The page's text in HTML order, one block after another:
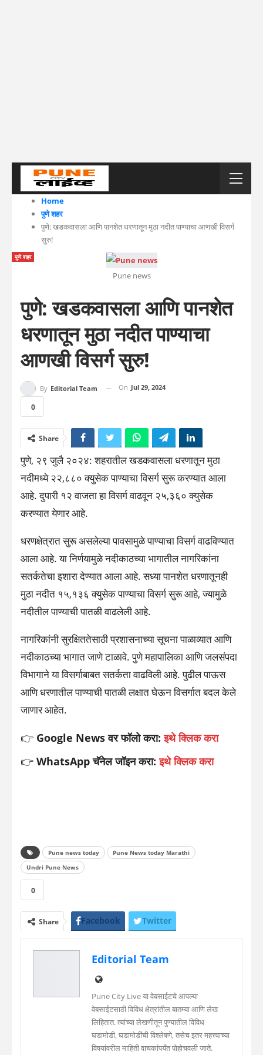
Home
पुणे शहर
पुणे: खडकवासला आणि पानशेत धरणातून मुठा नदीत पाण्याचा आणखी विसर्ग
सुरु!
Pune news
पुणे शहर
पुणे: खडकवासला आणि पानशेत
धरणातून मुठा नदीत पाण्याचा
आणखी विसर्ग सुरु!
By Editorial Team On Jul 29, 2024
0
Share
पुणे, २९ जुलै २०२४: शहरातील खडकवासला धरणातून मुठा
नदीमध्ये २२,८८० क्युसेक पाण्याचा विसर्ग सुरू करण्यात आला
आहे. दुपारी १२ वाजता हा विसर्ग वाढवून २५,३६० क्युसेक
करण्यात येणार आहे.
धरणक्षेत्रात सुरू असलेल्या पावसामुळे पाण्याचा विसर्ग वाढविण्यात
आला आहे. या निर्णयामुळे नदीकाठच्या भागातील नागरिकांना
सतर्कतेचा इशारा देण्यात आला आहे. सध्या पानशेत धरणातूनही
मुठा नदीत १५,१३६ क्युसेक पाण्याचा विसर्ग सुरू आहे, ज्यामुळे
नदीतील पाण्याची पातळी वाढलेली आहे.
नागरिकांनी सुरक्षिततेसाठी प्रशासनाच्या सूचना पाळाव्यात आणि
नदीकाठच्या भागात जाणे टाळावे. पुणे महापालिका आणि जलसंपदा
विभागाने या विसर्गाबाबत सतर्कता वाढविली आहे. पुढील पाऊस
आणि धरणातील पाण्याची पातळी लक्षात घेऊन विसर्गात बदल केले
जाणार आहेत.
👉 Google News वर फॉलो करा: इथे क्लिक करा
👉 WhatsApp चॅनेल जॉइन करा: इथे क्लिक करा
Pune news today
Pune News today Marathi
Undri Pune News
0
Share Facebook Twitter
Editorial Team
Pune City Live या वेबसाईटचे आपल्या
वेबसाईटसाठी विविध क्षेत्रांतील बातम्या आणि लेख
लिहितात. त्यांच्या लेखणीतून पुण्यातील विविध
घडामोडी, घडामोडींची विश्लेषणे, तसेच इतर महत्त्वाच्या
विषयांवरील माहिती वाचकांपर्यंत पोहोचवली जाते.